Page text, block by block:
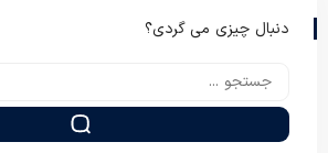
دنبال چیزی می گردی؟